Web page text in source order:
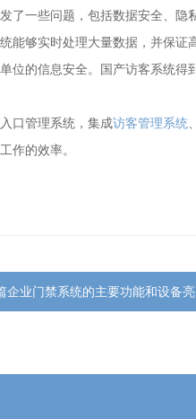
了一些问题，包括数据安全、
能够实时处理大量数据，并保证
位的信息安全。国产访客系统得
口管理系统，集成访客管理系统
作的效率。
企业门禁系统的主要功能和设备亮